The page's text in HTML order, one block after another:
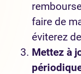
faire de
éviterez
Mettez à